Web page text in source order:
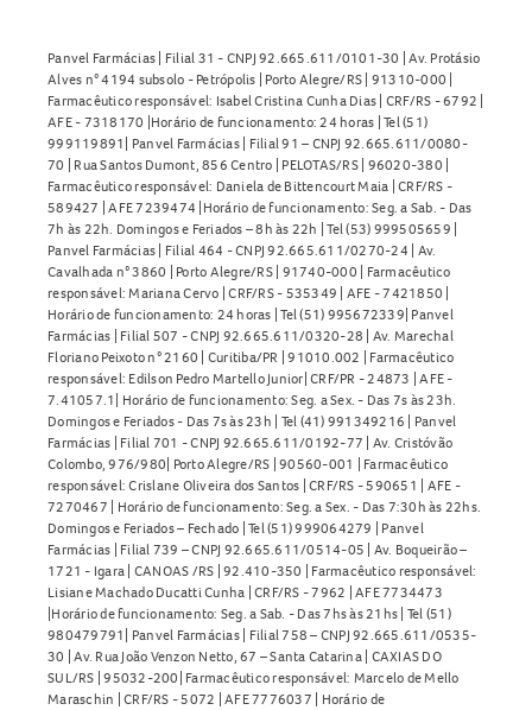
Panvel Farmácias | Filial 31 - CNPJ 92.665.611/0101-30 | Av. Protásio
Alves n° 4194 subsolo - Petrópolis | Porto Alegre/RS | 91310-000 |
Farmacêutico responsável: Isabel Cristina Cunha Dias | CRF/RS - 6792 |
AFE - 7318170 |Horário de funcionamento: 24 horas | Tel (51)
999119891| Panvel Farmácias | Filial 91 – CNPJ 92.665.611/0080-
70 | Rua Santos Dumont, 856 Centro | PELOTAS/RS | 96020-380 |
Farmacêutico responsável: Daniela de Bittencourt Maia | CRF/RS -
589427 | AFE 7239474 |Horário de funcionamento: Seg. a Sab. - Das
7h às 22h. Domingos e Feriados – 8h às 22h | Tel (53) 999505659 |
Panvel Farmácias | Filial 464 - CNPJ 92.665.611/0270-24 | Av.
Cavalhada n° 3860 | Porto Alegre/RS | 91740-000 | Farmacêutico
responsável: Mariana Cervo | CRF/RS - 535349 | AFE - 7421850 |
Horário de funcionamento: 24 horas | Tel (51) 995672339| Panvel
Farmácias | Filial 507 - CNPJ 92.665.611/0320-28 | Av. Marechal
Floriano Peixoto n° 2160 | Curitiba/PR | 91010.002 | Farmacêutico
responsável: Edilson Pedro Martello Junior| CRF/PR - 24873 | AFE -
7.41057.1| Horário de funcionamento: Seg. a Sex. - Das 7s às 23h.
Domingos e Feriados - Das 7s às 23h | Tel (41) 991349216 | Panvel
Farmácias | Filial 701 - CNPJ 92.665.611/0192-77 | Av. Cristóvão
Colombo, 976/980| Porto Alegre/RS | 90560-001 | Farmacêutico
responsável: Crislane Oliveira dos Santos | CRF/RS - 590651 | AFE -
7270467 | Horário de funcionamento: Seg. a Sex. - Das 7:30h às 22hs.
Domingos e Feriados – Fechado | Tel (51) 999064279 | Panvel
Farmácias | Filial 739 – CNPJ 92.665.611/0514-05 | Av. Boqueirão –
1721 - Igara | CANOAS /RS | 92.410-350 | Farmacêutico responsável:
Lisiane Machado Ducatti Cunha | CRF/RS - 7962 | AFE 7734473
|Horário de funcionamento: Seg. a Sab. - Das 7hs às 21hs | Tel (51)
980479791| Panvel Farmácias | Filial 758 – CNPJ 92.665.611/0535-
30 | Av. Rua João Venzon Netto, 67 – Santa Catarina | CAXIAS DO
SUL/RS | 95032-200| Farmacêutico responsável: Marcelo de Mello
Maraschin | CRF/RS - 5072 | AFE 7776037 | Horário de